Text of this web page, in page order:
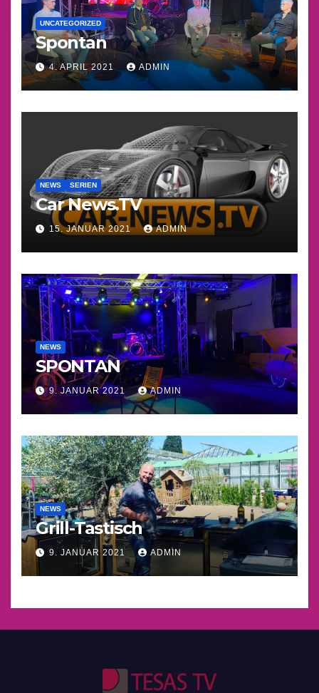
UNCATEGORIZED
Spontan
4. APRIL 2021 ADMIN
NEWS SERIEN
Car News.TV
15. JANUAR 2021 ADMIN
NEWS
SPONTAN
9. JANUAR 2021 ADMIN
NEWS
Grill-Tastisch
9. JANUAR 2021 ADMIN